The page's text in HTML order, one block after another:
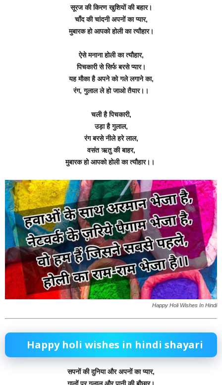
सूरज की किरण खुशियों की बहार।
चाँद की चांदनी अपनों का प्यार,
मुबारक हो आपको होली का त्यौहार।
ऐसे मनाना होली का त्यौहार,
पिचकारी से सिर्फ बरसे प्यार।
यह मौका है अपने को गले लगाने का,
रंग, गुलाल ले हो जाओ तैयार।।
चली है पिचकारी,
उड़ा है गुलाल,
रंग बरसे नीले हरे लाल,
वसंत ऋतु की बाहर,
मुबारक हो आपको होली का त्यौहार।।
Happy Holi Wishes In Hindi
Happy holi wishes in hindi shayari
सपनों की दुनिया और अपनों का प्यार,
गालों पर गुलाल और पानी की बौछार।